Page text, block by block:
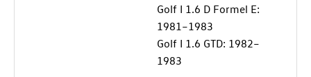
Golf I 1.6 D Formel E:
1981–1983
Golf I 1.6 GTD: 1982–
1983